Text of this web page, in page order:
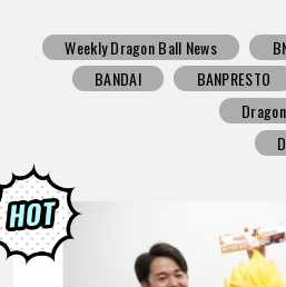
Weekly Dragon Ball News
BANDAI
BANPRESTO